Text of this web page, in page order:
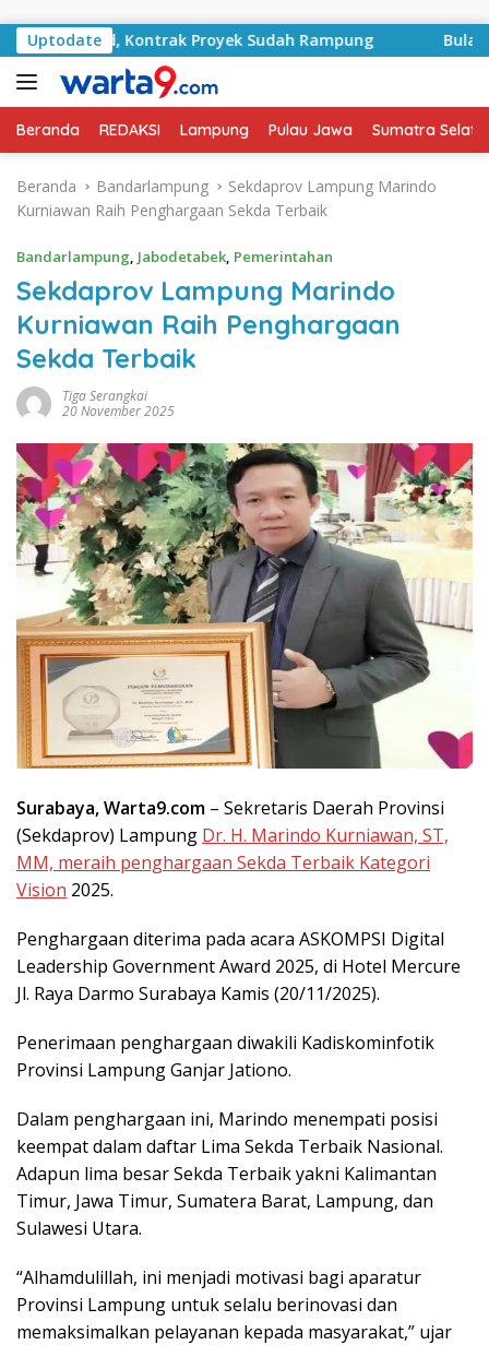
Uptodate
Kontrak Proyek Sudah Rampung Bulan
Beranda REDAKSI Lampung Pulau Jawa Sumatra
Beranda Bandarlampung
Sekdaprov Lampung Marindo
Kurniawan Raih Penghargaan Sekda Terbaik
Bandarlampung, Jabodetabek, Pemerintahan
Sekdaprov Lampung Marindo
Kurniawan Raih Penghargaan
Sekda Terbaik
Tiga Serangkai
20 November 2025
Surabaya, Warta9.com – Sekretaris Daerah Provinsi
(Sekdaprov) Lampung Dr. H. Marindo Kurniawan, ST,
MM, meraih penghargaan Sekda Terbaik Kategori
Vision 2025.
Penghargaan diterima pada acara ASKOMPSI Digital
Leadership Government Award 2025, di Hotel Mercure
Jl. Raya Darmo Surabaya Kamis (20/11/2025).
Penerimaan penghargaan diwakili Kadiskominfotik
Provinsi Lampung Ganjar Jationo.
Dalam penghargaan ini, Marindo menempati posisi
keempat dalam daftar Lima Sekda Terbaik Nasional.
Adapun lima besar Sekda Terbaik yakni Kalimantan
Timur, Jawa Timur, Sumatera Barat, Lampung, dan
Sulawesi Utara.
“Alhamdulillah, ini menjadi motivasi bagi aparatur
Provinsi Lampung untuk selalu berinovasi dan
memaksimalkan pelayanan kepada masyarakat,” ujar